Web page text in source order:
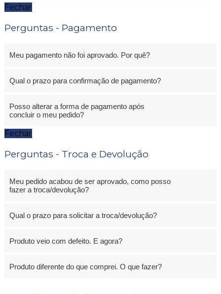
Fechar
Perguntas - Pagamento
Meu pagamento não foi aprovado. Por quê?
Qual o prazo para confirmação de pagamento?
Posso alterar a forma de pagamento após
concluir o meu pedido?
Fechar
Perguntas - Troca e Devolução
Meu pedido acabou de ser aprovado, como posso
fazer a troca/devolução?
Qual o prazo para solicitar a troca/devolução?
Produto veio com defeito. E agora?
Produto diferente do que comprei. O que fazer?